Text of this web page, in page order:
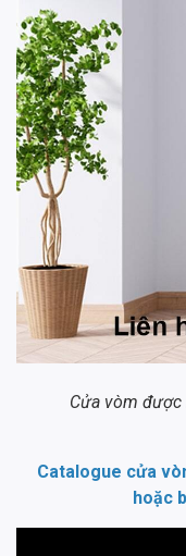
Cửa vòm
Catalogue cửa
hoặc